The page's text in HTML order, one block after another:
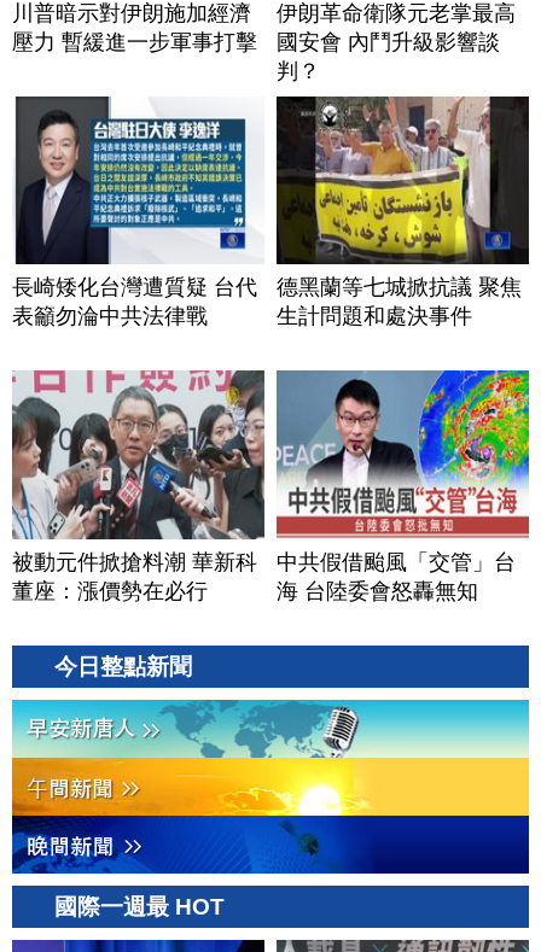
川普暗示對伊朗施加經濟
壓力 暫緩進一步軍事打擊
伊朗革命衛隊元老掌最高
國安會 內鬥升級影響談
判？
長崎矮化台灣遭質疑 台代
表籲勿淪中共法律戰
德黑蘭等七城掀抗議 聚焦
生計問題和處決事件
被動元件掀搶料潮 華新科
董座：漲價勢在必行
中共假借颱風「交管」台
海 台陸委會怒轟無知
今日整點新聞
國際一週最 HOT